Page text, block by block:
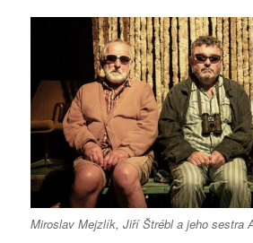
Miroslav Mejzlík, Jiří Štrébl a jeho sestra